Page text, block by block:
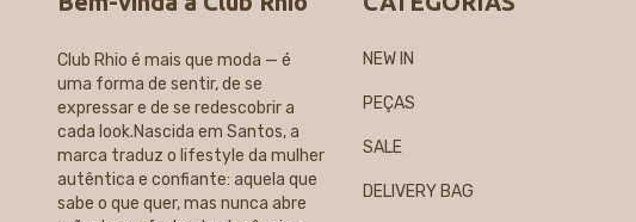
Club Rhio é mais que moda — é
uma forma de sentir, de se
expressar e de se redescobrir a
cada look.Nascida em Santos, a
marca traduz o lifestyle da mulher
autêntica e confiante: aquela que
sabe o que quer, mas nunca abre
NEW IN
PEÇAS
SALE
DELIVERY BAG